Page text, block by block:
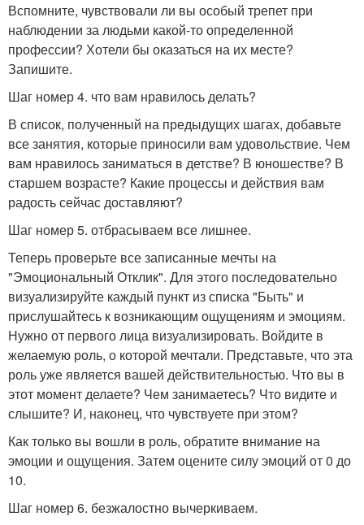
Вспомните, чувствовали ли вы особый трепет при
наблюдении за людьми какой-то определенной
профессии? Хотели бы оказаться на их месте?
Запишите.
Шаг номер 4. что вам нравилось делать?
В список, полученный на предыдущих шагах, добавьте
все занятия, которые приносили вам удовольствие. Чем
вам нравилось заниматься в детстве? В юношестве? В
старшем возрасте? Какие процессы и действия вам
радость сейчас доставляют?
Шаг номер 5. отбрасываем все лишнее.
Теперь проверьте все записанные мечты на
"Эмоциональный Отклик". Для этого последовательно
визуализируйте каждый пункт из списка "Быть" и
прислушайтесь к возникающим ощущениям и эмоциям.
Нужно от первого лица визуализировать. Войдите в
желаемую роль, о которой мечтали. Представьте, что эта
роль уже является вашей действительностью. Что вы в
этот момент делаете? Чем занимаетесь? Что видите и
слышите? И, наконец, что чувствуете при этом?
Как только вы вошли в роль, обратите внимание на
эмоции и ощущения. Затем оцените силу эмоций от 0 до
10.
Шаг номер 6. безжалостно вычеркиваем.